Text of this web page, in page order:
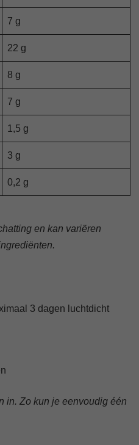
7 g
22 g
8 g
7 g
1,5 g
3 g
0,2 g
en kan variëren
3 dagen luchtdicht
in. Zo kun je eenvoudig één